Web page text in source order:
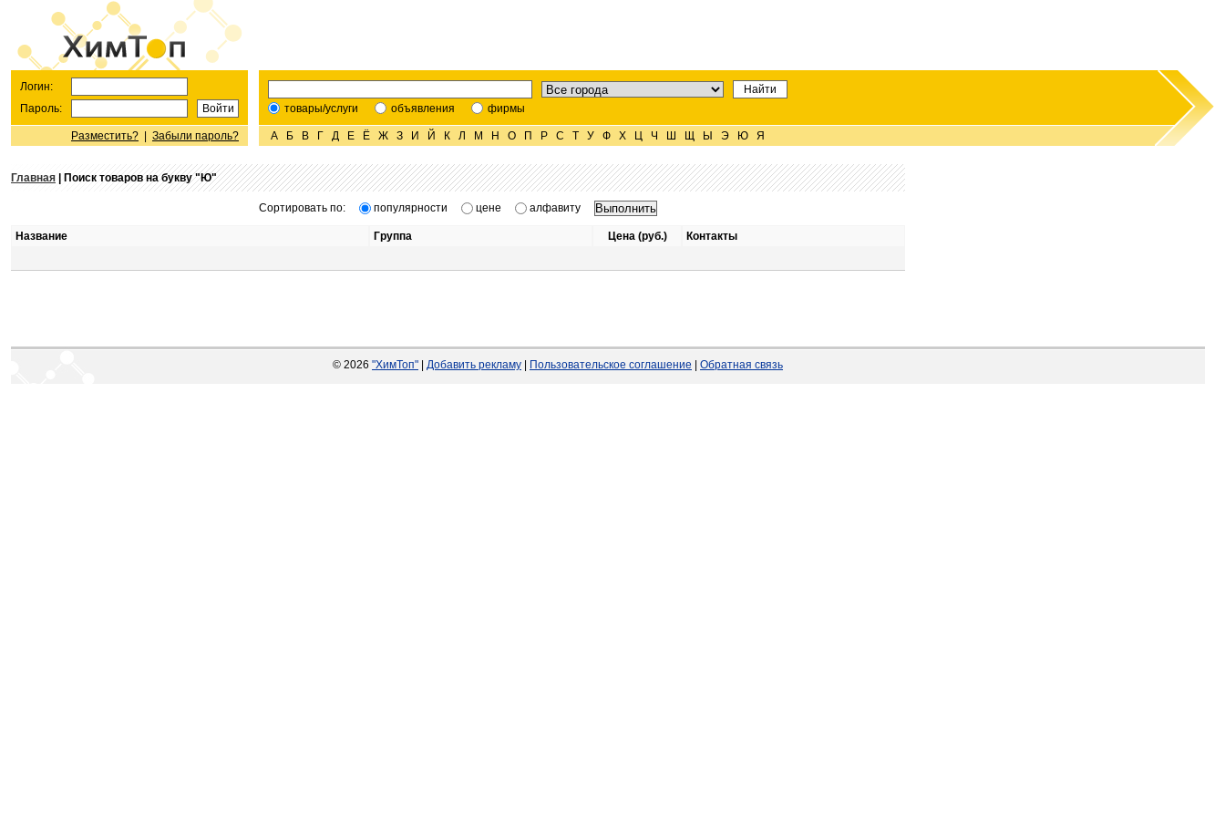
Логин:
Пароль:
Разместить? Забыли пароль?
товары/услуги объявления фирмы
А Б В Г Д Е Ё Ж З И Й К Л М Н О П Р С Т У Ф Х Ц Ч Ш Щ Ы Э Ю Я
Главная | Поиск товаров на букву "Ю"
Сортировать по: популярности цене алфавиту
Название Группа Цена (руб.) Контакты
© 2026 "ХимТоп" Добавить рекламу Пользовательское соглашение Обратная связь